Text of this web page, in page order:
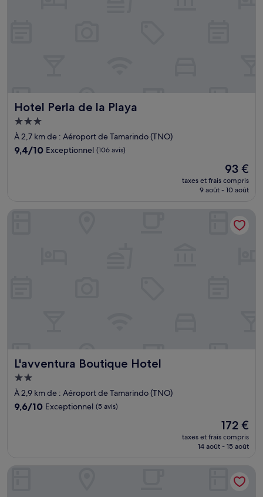
Hotel Perla de la Playa
Hotel Perla de la Playa
Hébergement
3.0 étoiles
À 2,7 km de : Aéroport de Tamarindo (TNO)
9.4
9,4/10 Exceptionnel (106 avis)
Le
nouveau
prix
de
93 €
93 €
taxes et frais compris
9 août - 10 août
L'avventura Boutique Hotel
L'avventura Boutique Hotel
Hébergement
2.0 étoiles
À 2,9 km de : Aéroport de Tamarindo (TNO)
9.6
9,6/10 Exceptionnel (5 avis)
Le
nouveau
prix
172 €
172 €
taxes et frais compris
14 août - 15 août
Jardín del Edén Boutique Hotel - Adults Only